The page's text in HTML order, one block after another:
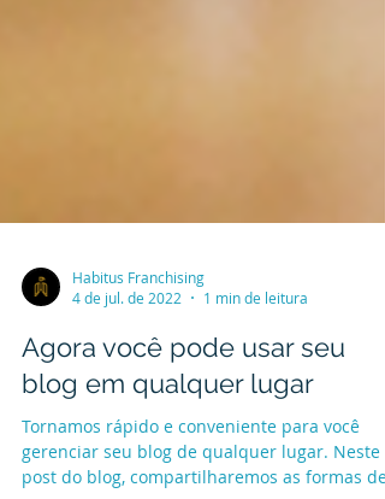
Habitus Franchising
4 de jul. de 2022
1 min de leitura
Agora você pode usar seu
blog em qualquer lugar
Tornamos rápido e conveniente para você